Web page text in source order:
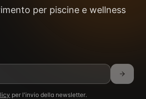
per piscine e wellness
per l'invio della newsletter.